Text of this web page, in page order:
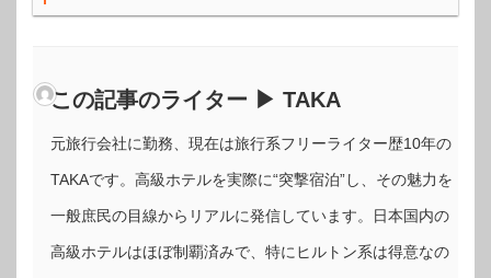
この記事のライター ▶ TAKA
元旅行会社に勤務、現在は旅行系フリーライター歴10年の
TAKAです。高級ホテルを実際に“突撃宿泊”し、その魅力を
一般庶民の目線からリアルに発信しています。日本国内の
高級ホテルはほぼ制覇済みで、特にヒルトン系は得意なの